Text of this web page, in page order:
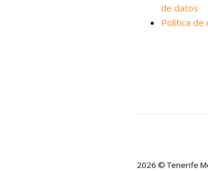
de datos
Política de
2026 © Tenerife